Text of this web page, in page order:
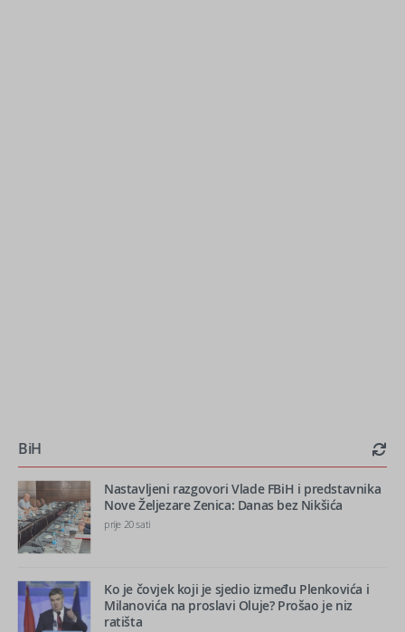
BiH
Nastavljeni razgovori Vlade FBiH i predstavnika
Nove Željezare Zenica: Danas bez Nikšića
prije 20 sati
Ko je čovjek koji je sjedio između Plenkovića i
Milanovića na proslavi Oluje? Prošao je niz
ratišta